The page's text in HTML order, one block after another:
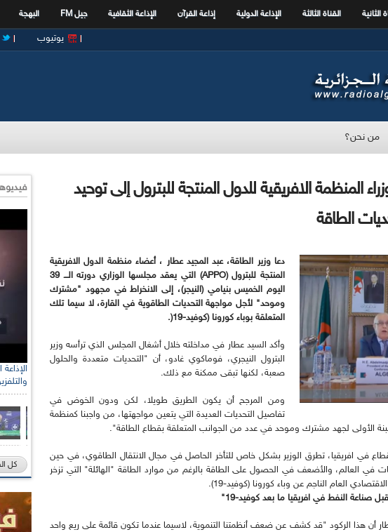
الثانية القناة الثالثة الإذاعة الدولية إذاعة القرآن الإذاعة الثقافية جيل FM البهجة
يوتيوب
من نحن؟
المنظمة الافريقية للدول المنتجة للبترول إلى توحيد
الطاقة
دعا وزير الطاقة، عبد المجيد عطار ، أعضاء منظمة الدول الافريقية
المنتجة للبترول (APPO)
التي يعقد مجلسها الوزاري دورته الـــ 39
اليوم الخميس بنيامي (النيجر)، إلى الانخراط في مجهود "مشترك
وموحد" لأجل مواجهة التحديات الطاقوية في القارة، لا سيما تلك
المتعلقة بوباء كورونا (كوفيد-19
(
.
وأكد السيد عطار في مداخلته خلال أشغال المجلس الذي ترأسه وزير
البترول النيجري، فوماكوي غادو، أن "التحديات متعددة والحلول
صعبة، لكنها تبقى ممكنة مع ذلك.
ومن المرجح أن يكون الطريق طويلا، لكن ودون الخوض في
تفاصيل التحديات العديدة التي يتعين مواجهتها، من واجبنا كمنظمة
الأولى لجهد مشترك وموحد في عدد من الجوانب المتعلقة بقطاع الطاقة".
في افريقيا، تطرق الوزير بشكل خاص للتأخر الحاصل في مجال الانتقال الطاقوي، في حين
في العالم، والأضعف في الحصول على الطاقة بالرغم من موارد الطاقة "الهائلة" التي تزخر
العام الناجم عن وباء كورونا (كوفيد-19).
النفط في افريقيا ما بعد كوفيد-19"
أن هذا الركود "قد كشف عن ضعف أنظمتنا التنموية، لاسيما عندما تكون قائمة على ريع واحد
كل